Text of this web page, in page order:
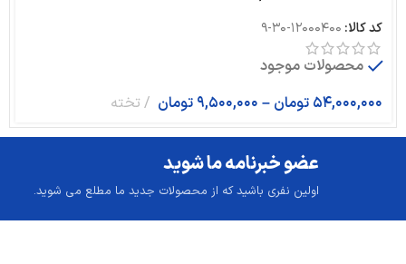
کد کالا: 12000400-30-9
محصولات موجود
54,000,000 تومان –
9,500,000 تومان تخته
عضو خبرنامه ما شوید
اولین نفری باشید که از محصولات جدید ما مطلع می شوید.